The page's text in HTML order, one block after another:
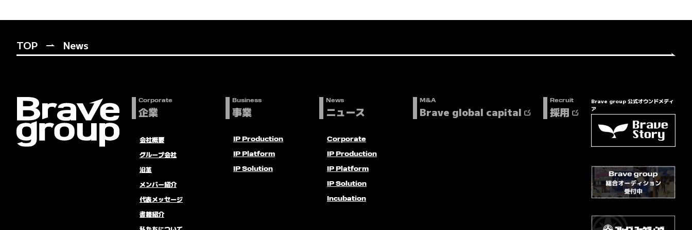
TOP News
Corporate
企業
会社概要
グループ会社
沿革
メンバー紹介
代表メッセージ
書籍紹介
Business
事業
IP Production
IP Platform
IP Solution
News
ニュース
Corporate
IP Production
IP Platform
IP Solution
Incubation
M&A
Brave global capital
Recruit
採用
Brave group 公式オウンドメディ
ア